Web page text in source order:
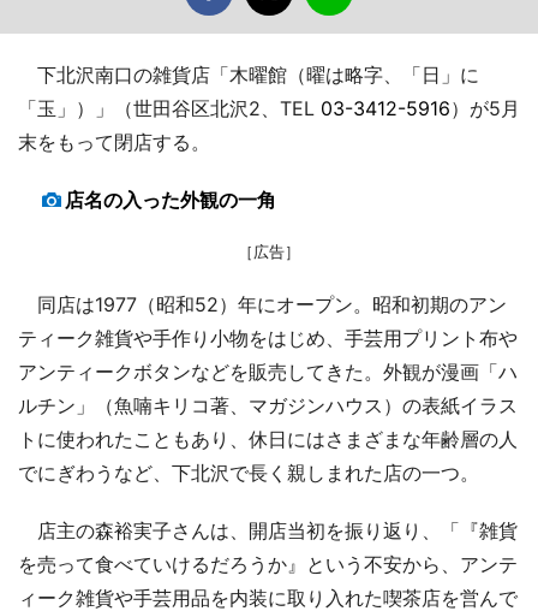
下北沢南口の雑貨店「木曜館（曜は略字、「日」に
「玉」）」（世田谷区北沢2、TEL 03-3412-5916）が5月
末をもって閉店する。
店名の入った外観の一角
［広告］
同店は1977（昭和52）年にオープン。昭和初期のアン
ティーク雑貨や手作り小物をはじめ、手芸用プリント布や
アンティークボタンなどを販売してきた。外観が漫画「ハ
ルチン」（魚喃キリコ著、マガジンハウス）の表紙イラス
トに使われたこともあり、休日にはさまざまな年齢層の人
でにぎわうなど、下北沢で長く親しまれた店の一つ。
店主の森裕実子さんは、開店当初を振り返り、「『雑貨
を売って食べていけるだろうか』という不安から、アンテ
ィーク雑貨や手芸用品を内装に取り入れた喫茶店を営んで